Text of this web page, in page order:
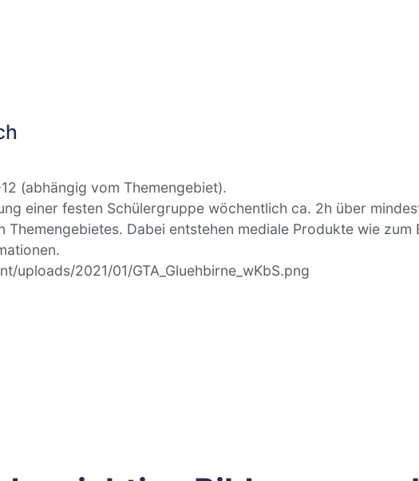
(abhängig vom Themengebiet).
einer festen Schülergruppe wöchentlich ca. 2h über
Themengebietes. Dabei entstehen mediale Produkte wie
uploads/2021/01/GTA_Gluehbirne_wKbS.png